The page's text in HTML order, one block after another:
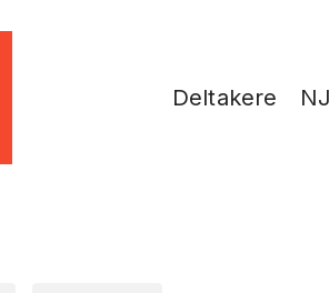
Deltakere